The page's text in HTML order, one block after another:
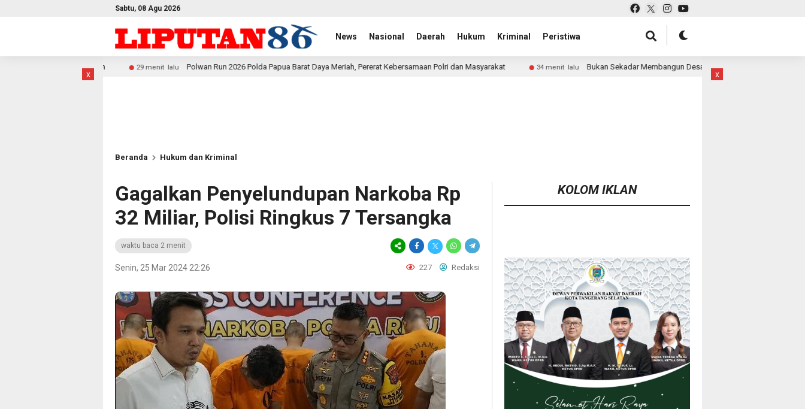
Sabtu, 08 Agu 2026
News Nasional Daerah Hukum Kriminal Peristiwa
x
29 menit lalu Polwan Run 2026 Polda Papua Barat Daya Meriah, Pererat Kebersamaan Polri dan Masyarakat 34 menit lalu Bukan Sekadar Membangun Desa, Satgas TMMD Ke-129 Hadirkan Keceriaan Bersama
Beranda Hukum dan Kriminal
Gagalkan Penyelundupan Narkoba Rp
32 Miliar, Polisi Ringkus 7 Tersangka
waktu baca 2 menit
Senin, 25 Mar 2024 22:26 227 Redaksi
KOLOM IKLAN
x